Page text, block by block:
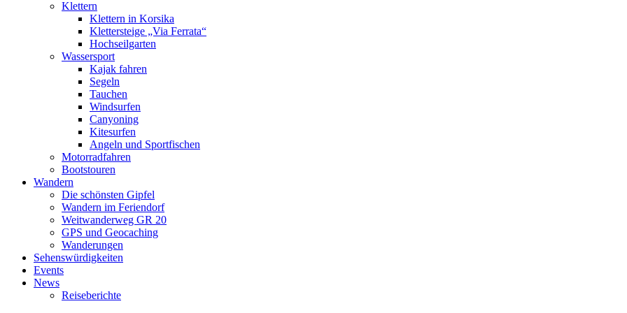
Klettern
Klettern in Korsika
Klettersteige „Via Ferrata“
Hochseilgarten
Wassersport
Kajak fahren
Segeln
Tauchen
Windsurfen
Canyoning
Kitesurfen
Angeln und Sportfischen
Motorradfahren
Bootstouren
Wandern
Die schönsten Gipfel
Wandern im Feriendorf
Weitwanderweg GR 20
GPS und Geocaching
Wanderungen
Sehenswürdigkeiten
Events
News
Reiseberichte